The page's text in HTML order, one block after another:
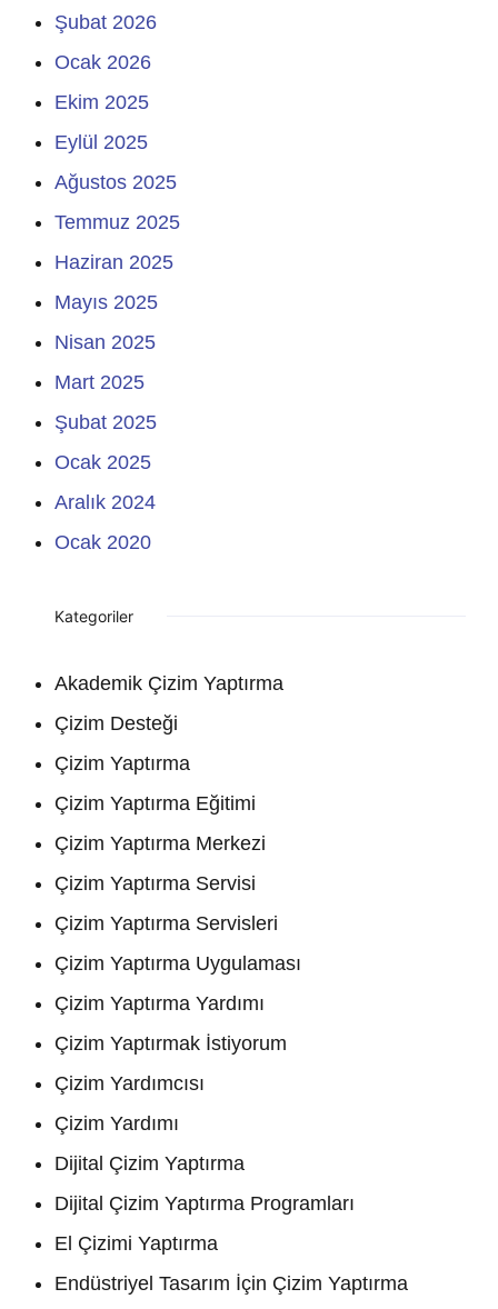
Şubat 2026
Ocak 2026
Ekim 2025
Eylül 2025
Ağustos 2025
Temmuz 2025
Haziran 2025
Mayıs 2025
Nisan 2025
Mart 2025
Şubat 2025
Ocak 2025
Aralık 2024
Ocak 2020
Kategoriler
Akademik Çizim Yaptırma
Çizim Desteği
Çizim Yaptırma
Çizim Yaptırma Eğitimi
Çizim Yaptırma Merkezi
Çizim Yaptırma Servisi
Çizim Yaptırma Servisleri
Çizim Yaptırma Uygulaması
Çizim Yaptırma Yardımı
Çizim Yaptırmak İstiyorum
Çizim Yardımcısı
Çizim Yardımı
Dijital Çizim Yaptırma
Dijital Çizim Yaptırma Programları
El Çizimi Yaptırma
Endüstriyel Tasarım İçin Çizim Yaptırma